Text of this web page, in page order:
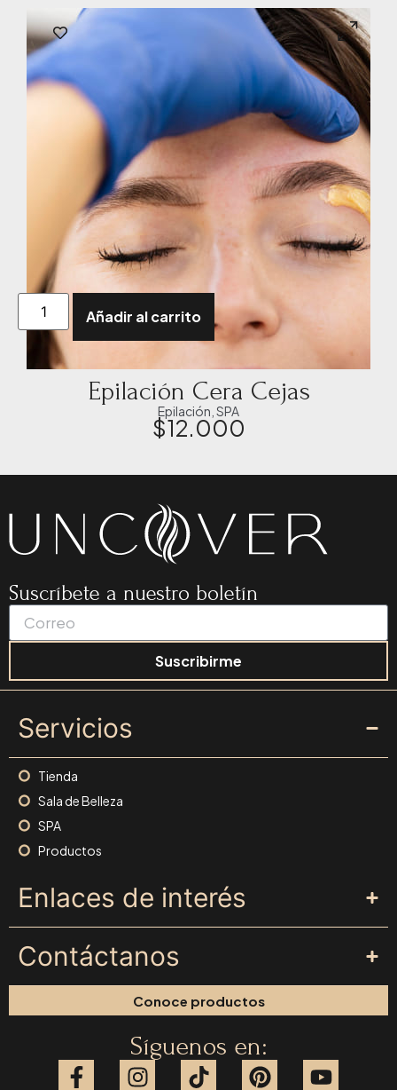
Añadir al carrito
Epilación Cera Cejas
Epilación SPA
$12.000
Suscríbete a nuestro boletín
Suscribirme
Servicios
Tienda
Sala de Belleza
SPA
Productos
Enlaces de interés
Contáctanos
Conoce productos
Síguenos en: